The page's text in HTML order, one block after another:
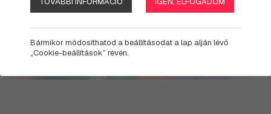
Bármikor módosíthatod a beállításodat a lap alján lévő
„Cookie-beállítások” révén.